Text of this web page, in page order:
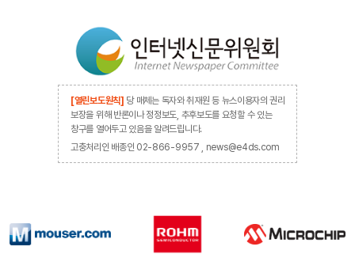
[열린보도원칙] 당 매체는 독자와 취재원 등 뉴스이용자의 권리
보장을 위해 반론이나 정정보도, 추후보도를 요청할 수 있는
창구를 열어두고 있음을 알려드립니다.
고충처리인 배종인 02-866-9957 , news@e4ds.com